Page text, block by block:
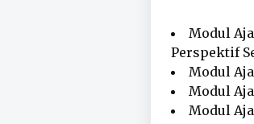
Modul
Perspektif
Modul
Modul
Modul